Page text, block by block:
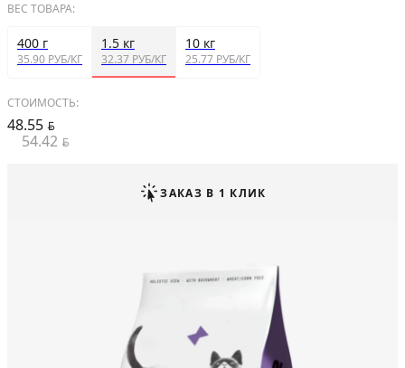
ВЕС ТОВАРА:
400 г
35.90 РУБ/КГ
1.5 кг
32.37 РУБ/КГ
10 кг
25.77 РУБ/КГ
СТОИМОСТЬ:
48.55 BYN
54.42 BYN
ЗАКАЗ В 1 КЛИК